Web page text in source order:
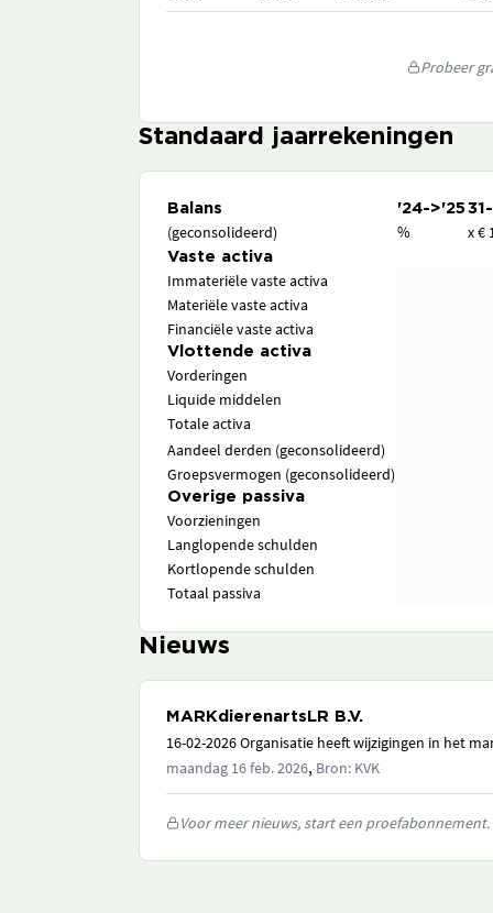
Probeer
Standaard jaarrekeningen
Balans '24->'25
(geconsolideerd) % x €
Vaste activa
Immateriële vaste activa
Materiële vaste activa
Financiële vaste activa
Vlottende activa
Vorderingen
Liquide middelen
Totale activa
Aandeel derden (geconsolideerd)
Groepsvermogen (geconsolideerd)
Overige passiva
Voorzieningen
Langlopende schulden
Kortlopende schulden
Totaal passiva
Nieuws
MARKdierenartsLR B.V.
16-02-2026 Organisatie heeft wijzigingen in het
maandag 16 feb. 2026, Bron: KVK
Voor meer nieuws, start een proefabonnement.